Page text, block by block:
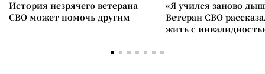
История незрячего ветерана
СВО может помочь другим
«Я учился заново
Ветеран СВО
жить с